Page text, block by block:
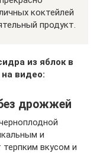
коктейлей
продукт.
из яблок в
видео:
дрожжей
и
вкусом и